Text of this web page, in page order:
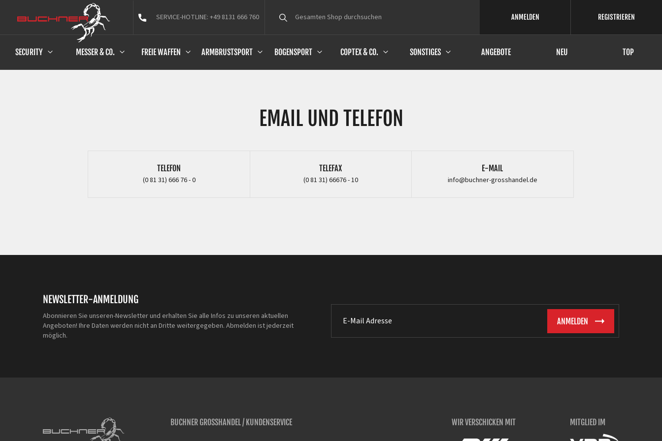
SERVICE-HOTLINE: +49 8131 666 760 ANMELDEN REGISTRIEREN
SECURITY MESSER & CO. FREIE WAFFEN ARMBRUSTSPORT BOGENSPORT COPTEX & CO. SONSTIGES ANGEBOTE NEU TOP
EMAIL UND TELEFON
TELEFON
(0 81 31) 666 76 - 0
TELEFAX
(0 81 31) 66676 - 10
E-MAIL
info@buchner-grosshandel.de
NEWSLETTER-ANMELDUNG
Abonnieren Sie unseren-Newsletter und erhalten Sie alle Infos zu unseren aktuellen
Angeboten! Ihre Daten werden nicht an Dritte weitergegeben. Abmelden ist jederzeit
möglich.
BUCHNER GROSSHANDEL / KUNDENSERVICE MITGLIED IM
WIR VERSCHICKEN MIT